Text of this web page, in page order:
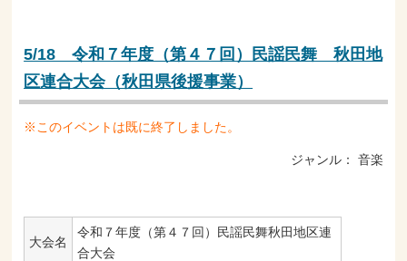
5/18 令和７年度（第４７回）民謡民舞 秋田地
区連合大会（秋田県後援事業）
※このイベントは既に終了しました。
ジャンル： 音楽
大会名
令和７年度（第４７回）民謡民舞秋田地区連
合大会